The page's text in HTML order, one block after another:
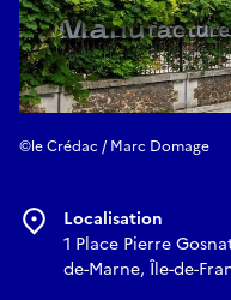
©le Crédac / Marc Domage
Localisation
1 Place Pierre
de-Marne, Île-de-